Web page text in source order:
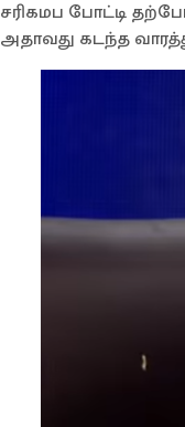
சரிகமப போட்டி
அதாவது கடந்த